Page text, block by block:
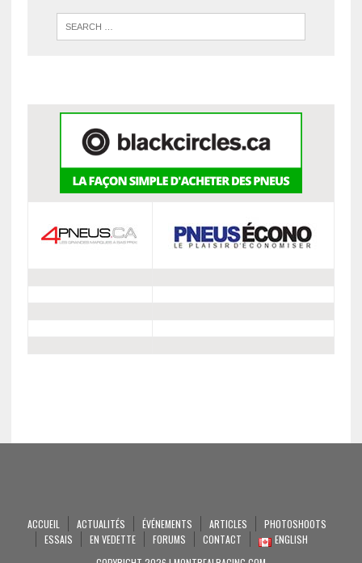
ACCUEIL ACTUALITÉS ÉVÉNEMENTS ARTICLES
PHOTOSHOOTS
ESSAIS
EN VEDETTE FORUMS CONTACT
ENGLISH